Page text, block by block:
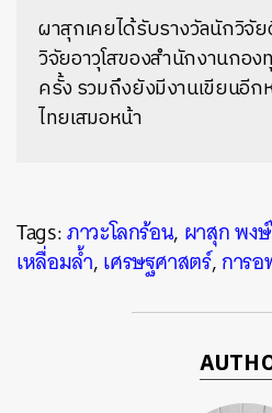
ผาสุกเคยได้รับรางวัลนักวิจัย
วิจัยอาวุโสของสำนักงานกอ
ครั้ง รวมถึงยังมีงานเขียนอีก
ไทยเสมอหน้า
Tags:ภาวะโลกร้อน, ผาสุก พง
เหลื่อมล้ำ,เศรษฐศาสตร์,การ